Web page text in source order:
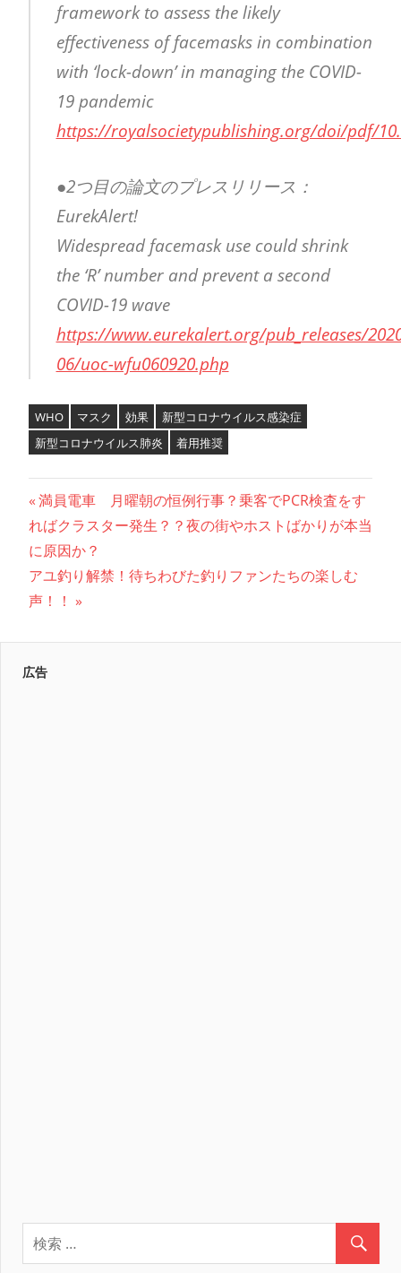
framework to assess the likely
effectiveness of facemasks in combination
with ‘lock-down’ in managing the COVID-
19 pandemic
https://royalsocietypublishing.org/doi/pdf/
●2つ目の論文のプレスリリース：
EurekAlert!
Widespread facemask use could shrink
the ‘R’ number and prevent a second
COVID-19 wave
https://www.eurekalert.org/pub_releases/
06/uoc-wfu060920.php
WHO マスク 効果
新型コロナウイルス感染症
新型コロナウイルス肺炎
着用推奨
投
稿
ナ
ビ
ゲ
ー
前
の
記
事:
満員電車 月曜朝の恒例行事？乗客でPCR検査をす
ればクラスター発生？？夜の街やホストばかりが本当
に原因か？
次
の
アユ釣り解禁！待ちわびた釣りファンたちの楽しむ
声！！
広告